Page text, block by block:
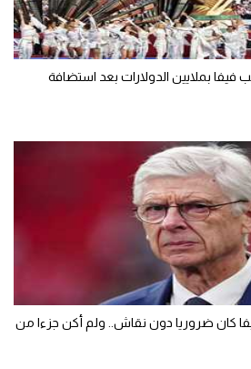
فيفا بملايين الدولارات بعد استضافة
كان ضروريا دون نقاش.. ولم أكن جزءا من